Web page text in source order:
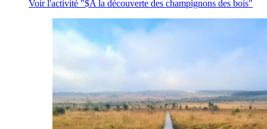
Voir l'activité "$A la découverte des champignons des bois"